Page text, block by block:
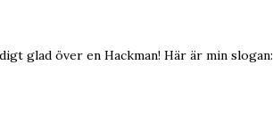
glad över en Hackman! Här är min slogan: